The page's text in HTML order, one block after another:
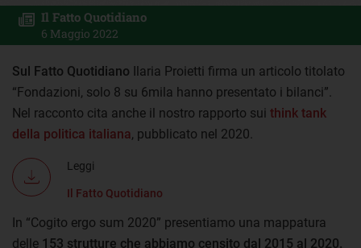
Il Fatto Quotidiano
6 Maggio 2022
Sul Fatto Quotidiano Ilaria Proietti firma un articolo titolato
“Fondazioni, solo 8 su 6mila hanno presentato i bilanci”.
Nel racconto cita anche il nostro rapporto sui think tank
della politica italiana, pubblicato nel 2020.
Leggi
Il Fatto Quotidiano
In “Cogito ergo sum 2020” presentiamo una mappatura
delle 153 strutture che abbiamo censito dal 2015 al 2020.